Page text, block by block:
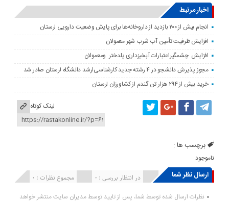
اخبار مرتبط
انجام بیش از ۲۰۰ بازدید از داروخانه‌ها برای پایش وضعیت دارویی لرستان
افزایش ظرفیت تأمین آب شرب شهر معمولان
افزایش چشمگیراعتبارات آبخیزداری پلدختر ومعمولان
مجوز پذیرش دانشجو در ۴ رشته جدید کارشناسی‌ارشد دانشگاه لرستان صادر شد
خرید بیش از ۲۹۴ هزار تن گندم از کشاورزان لرستان
لینک کوتاه
برچسب ها :
ناموجود
ارسال نظر شما مجموع نظرات : 0 در انتظار بررسی : 0 انتشار یافته : ۰
نظرات ارسال شده توسط شما، پس از تایید توسط مدیران سایت منتشر خواهد